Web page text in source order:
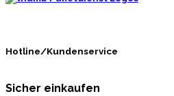
Hotline/Kundenservice
Sicher einkaufen